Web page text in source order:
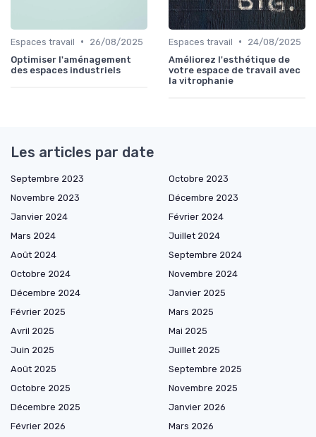
Espaces travail •
26/08/2025
Optimiser l'aménagement
des espaces industriels
Espaces travail •
24/08/2025
Améliorez l'esthétique de
votre espace de travail avec
la vitrophanie
Les articles par date
Septembre 2023
Octobre 2023
Novembre 2023
Décembre 2023
Janvier 2024
Février 2024
Mars 2024
Juillet 2024
Août 2024
Septembre 2024
Octobre 2024
Novembre 2024
Décembre 2024
Janvier 2025
Février 2025
Mars 2025
Avril 2025
Mai 2025
Juin 2025
Juillet 2025
Août 2025
Septembre 2025
Octobre 2025
Novembre 2025
Décembre 2025
Janvier 2026
Février 2026
Mars 2026